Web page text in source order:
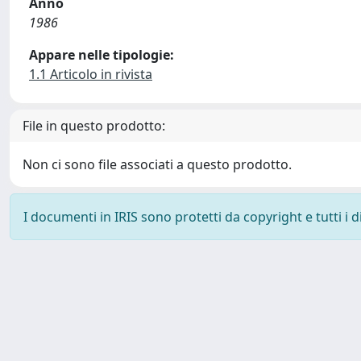
1986
Appare nelle tipologie:
1.1 Articolo in rivista
File in questo prodotto:
Non ci sono file associati a questo prodotto.
I documenti in IRIS sono protetti da copyright e tutti i